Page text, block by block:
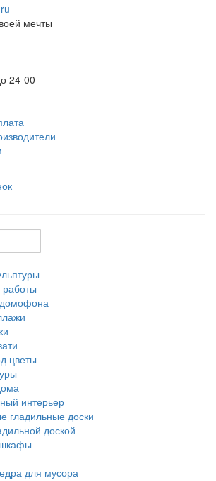
мечты
24-00
работы
цветы
интерьер
гладильные доски
доской
для мусора